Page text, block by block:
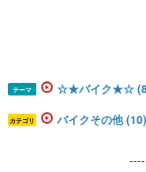
テーマ ☆★バイク★☆
カテゴリ バイクその他 (10)